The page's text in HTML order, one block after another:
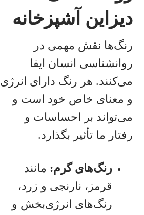
دیزاین آشپزخانه
رنگ‌ها نقش مهمی در
روانشناسی انسان ایفا
می‌کنند. هر رنگ دارای انرژی
و معنای خاص خود است و
می‌تواند بر احساسات و
رفتار ما تأثیر بگذارد.
رنگ‌های گرم: مانند
قرمز، نارنجی و زرد،
رنگ‌های انرژی‌بخش و